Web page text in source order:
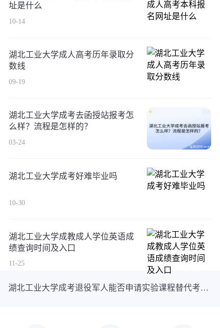
址是什么
10-14
湖北工业大学成人高考历年录取分
数线
09-19
湖北工业大学成考去函授站报考怎
么样？流程是怎样的？
03-24
湖北工业大学成考好难毕业吗
10-30
湖北工业大学成教成人学位英语成
绩查询时间及入口
11-25
湖北工业大学成考退役军人能否申请实验课程替代考核？看这一篇就够了！